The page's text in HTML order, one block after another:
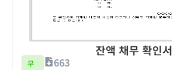
잔액 채무 확인서
무
663